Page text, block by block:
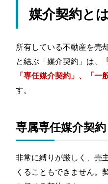
媒介契約と
所有している不動産を売
と結ぶ「媒介契約」は、
「専任媒介契約」、「一
す。
専属専任媒介契約
非常に縛りが厳しく、売
くることもできません。